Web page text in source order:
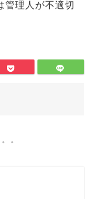
管理人が不適切